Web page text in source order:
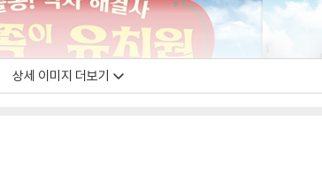
상세 이미지 더보기